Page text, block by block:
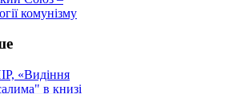
комунізму
«Видіння
в книзі